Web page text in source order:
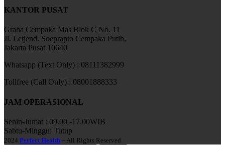
KANTOR PUSAT
Graha Cempaka Mas Blok C No. 11
Jl. Letjend. Soeprapto Cempaka Putih,
Jakarta Pusat 10640
Whatsapp (Text Only) : 08111382999
Tollfree (Call Only) : 08001888333
JAM OPERASIONAL
Senin-Jumat : 09.00 -17.00WIB
Sabtu-Minggu: Tutup
2024 Perfect Health – All Rights Reserved